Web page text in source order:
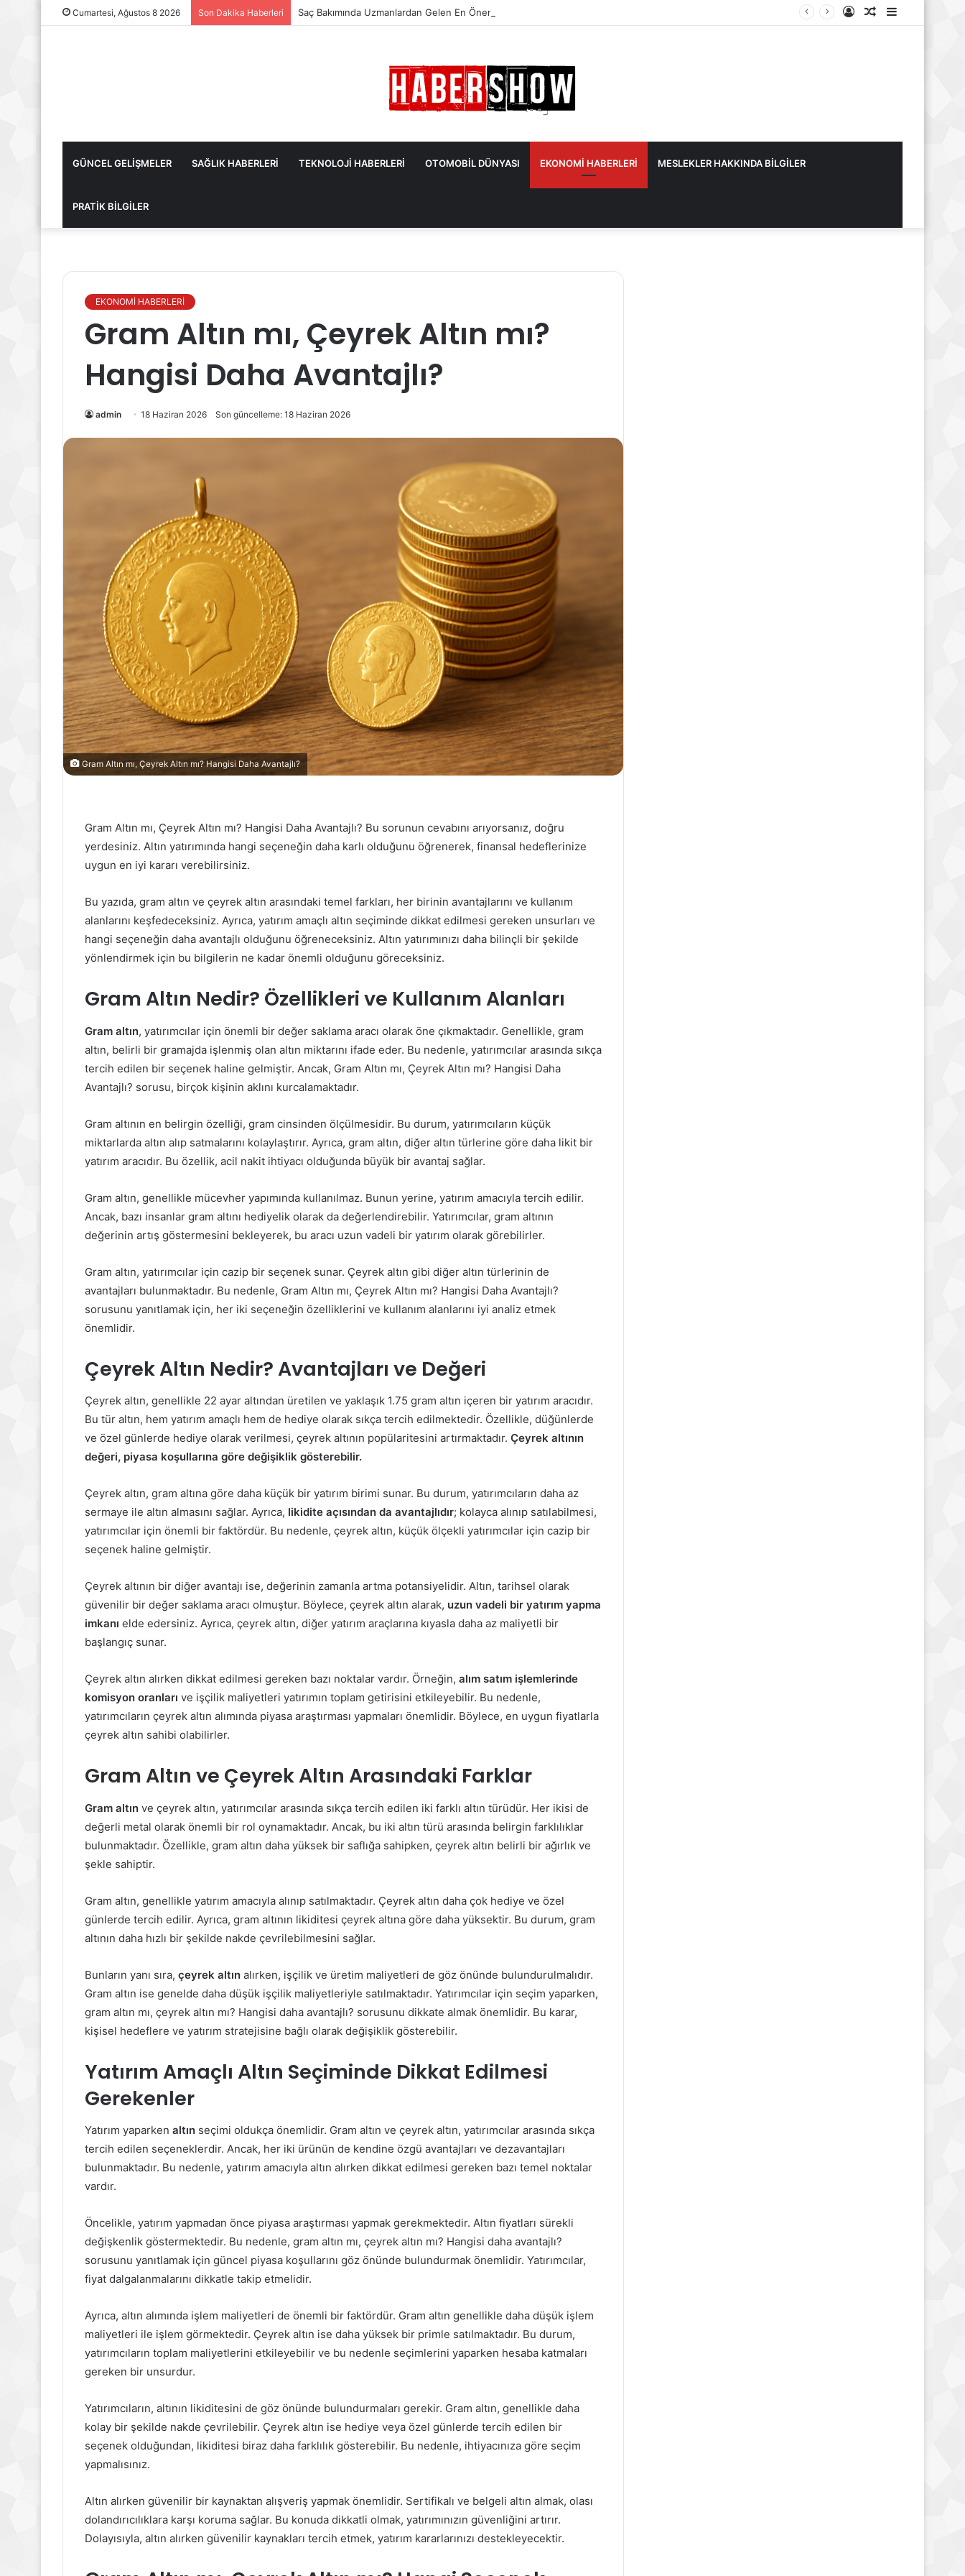
Cumartesi, Ağustos 8 2026 Son Dakika Haberleri Saç Bakımında Uzmanlardan Gelen En Önemli İpuçları
Kenar
Rastgele
Kayıt
GÜNCEL GELİŞMELER SAĞLIK HABERLERİ TEKNOLOJİ HABERLERİ OTOMOBİL DÜNYASI EKONOMİ HABERLERİ MESLEKLER HAKKINDA BİLGİLER
PRATİK BİLGİLER
EKONOMİ HABERLERİ
Gram Altın mı, Çeyrek Altın mı?
Hangisi Daha Avantajlı?
admin 18 Haziran 2026 Son güncelleme: 18 Haziran 2026
Gram Altın mı, Çeyrek Altın mı? Hangisi Daha Avantajlı?
Gram Altın mı, Çeyrek Altın mı? Hangisi Daha Avantajlı? Bu sorunun cevabını arıyorsanız, doğru
yerdesiniz. Altın yatırımında hangi seçeneğin daha karlı olduğunu öğrenerek, finansal hedeflerinize
uygun en iyi kararı verebilirsiniz.
Bu yazıda, gram altın ve çeyrek altın arasındaki temel farkları, her birinin avantajlarını ve kullanım
alanlarını keşfedeceksiniz. Ayrıca, yatırım amaçlı altın seçiminde dikkat edilmesi gereken unsurları ve
hangi seçeneğin daha avantajlı olduğunu öğreneceksiniz. Altın yatırımınızı daha bilinçli bir şekilde
yönlendirmek için bu bilgilerin ne kadar önemli olduğunu göreceksiniz.
Gram Altın Nedir? Özellikleri ve Kullanım Alanları
Gram altın, yatırımcılar için önemli bir değer saklama aracı olarak öne çıkmaktadır. Genellikle, gram
altın, belirli bir gramajda işlenmiş olan altın miktarını ifade eder. Bu nedenle, yatırımcılar arasında sıkça
tercih edilen bir seçenek haline gelmiştir. Ancak, Gram Altın mı, Çeyrek Altın mı? Hangisi Daha
Avantajlı? sorusu, birçok kişinin aklını kurcalamaktadır.
Gram altının en belirgin özelliği, gram cinsinden ölçülmesidir. Bu durum, yatırımcıların küçük
miktarlarda altın alıp satmalarını kolaylaştırır. Ayrıca, gram altın, diğer altın türlerine göre daha likit bir
yatırım aracıdır. Bu özellik, acil nakit ihtiyacı olduğunda büyük bir avantaj sağlar.
Gram altın, genellikle mücevher yapımında kullanılmaz. Bunun yerine, yatırım amacıyla tercih edilir.
Ancak, bazı insanlar gram altını hediyelik olarak da değerlendirebilir. Yatırımcılar, gram altının
değerinin artış göstermesini bekleyerek, bu aracı uzun vadeli bir yatırım olarak görebilirler.
Gram altın, yatırımcılar için cazip bir seçenek sunar. Çeyrek altın gibi diğer altın türlerinin de
avantajları bulunmaktadır. Bu nedenle, Gram Altın mı, Çeyrek Altın mı? Hangisi Daha Avantajlı?
sorusunu yanıtlamak için, her iki seçeneğin özelliklerini ve kullanım alanlarını iyi analiz etmek
önemlidir.
Çeyrek Altın Nedir? Avantajları ve Değeri
Çeyrek altın, genellikle 22 ayar altından üretilen ve yaklaşık 1.75 gram altın içeren bir yatırım aracıdır.
Bu tür altın, hem yatırım amaçlı hem de hediye olarak sıkça tercih edilmektedir. Özellikle, düğünlerde
ve özel günlerde hediye olarak verilmesi, çeyrek altının popülaritesini artırmaktadır. Çeyrek altının
değeri, piyasa koşullarına göre değişiklik gösterebilir.
Çeyrek altın, gram altına göre daha küçük bir yatırım birimi sunar. Bu durum, yatırımcıların daha az
sermaye ile altın almasını sağlar. Ayrıca, likidite açısından da avantajlıdır; kolayca alınıp satılabilmesi,
yatırımcılar için önemli bir faktördür. Bu nedenle, çeyrek altın, küçük ölçekli yatırımcılar için cazip bir
seçenek haline gelmiştir.
Çeyrek altının bir diğer avantajı ise, değerinin zamanla artma potansiyelidir. Altın, tarihsel olarak
güvenilir bir değer saklama aracı olmuştur. Böylece, çeyrek altın alarak, uzun vadeli bir yatırım yapma
imkanı elde edersiniz. Ayrıca, çeyrek altın, diğer yatırım araçlarına kıyasla daha az maliyetli bir
başlangıç sunar.
Çeyrek altın alırken dikkat edilmesi gereken bazı noktalar vardır. Örneğin, alım satım işlemlerinde
komisyon oranları ve işçilik maliyetleri yatırımın toplam getirisini etkileyebilir. Bu nedenle,
yatırımcıların çeyrek altın alımında piyasa araştırması yapmaları önemlidir. Böylece, en uygun fiyatlarla
çeyrek altın sahibi olabilirler.
Gram Altın ve Çeyrek Altın Arasındaki Farklar
Gram altın ve çeyrek altın, yatırımcılar arasında sıkça tercih edilen iki farklı altın türüdür. Her ikisi de
değerli metal olarak önemli bir rol oynamaktadır. Ancak, bu iki altın türü arasında belirgin farklılıklar
bulunmaktadır. Özellikle, gram altın daha yüksek bir saflığa sahipken, çeyrek altın belirli bir ağırlık ve
şekle sahiptir.
Gram altın, genellikle yatırım amacıyla alınıp satılmaktadır. Çeyrek altın daha çok hediye ve özel
günlerde tercih edilir. Ayrıca, gram altının likiditesi çeyrek altına göre daha yüksektir. Bu durum, gram
altının daha hızlı bir şekilde nakde çevrilebilmesini sağlar.
Bunların yanı sıra, çeyrek altın alırken, işçilik ve üretim maliyetleri de göz önünde bulundurulmalıdır.
Gram altın ise genelde daha düşük işçilik maliyetleriyle satılmaktadır. Yatırımcılar için seçim yaparken,
gram altın mı, çeyrek altın mı? Hangisi daha avantajlı? sorusunu dikkate almak önemlidir. Bu karar,
kişisel hedeflere ve yatırım stratejisine bağlı olarak değişiklik gösterebilir.
Yatırım Amaçlı Altın Seçiminde Dikkat Edilmesi
Gerekenler
Yatırım yaparken altın seçimi oldukça önemlidir. Gram altın ve çeyrek altın, yatırımcılar arasında sıkça
tercih edilen seçeneklerdir. Ancak, her iki ürünün de kendine özgü avantajları ve dezavantajları
bulunmaktadır. Bu nedenle, yatırım amacıyla altın alırken dikkat edilmesi gereken bazı temel noktalar
vardır.
Öncelikle, yatırım yapmadan önce piyasa araştırması yapmak gerekmektedir. Altın fiyatları sürekli
değişkenlik göstermektedir. Bu nedenle, gram altın mı, çeyrek altın mı? Hangisi daha avantajlı?
sorusunu yanıtlamak için güncel piyasa koşullarını göz önünde bulundurmak önemlidir. Yatırımcılar,
fiyat dalgalanmalarını dikkatle takip etmelidir.
Ayrıca, altın alımında işlem maliyetleri de önemli bir faktördür. Gram altın genellikle daha düşük işlem
maliyetleri ile işlem görmektedir. Çeyrek altın ise daha yüksek bir primle satılmaktadır. Bu durum,
yatırımcıların toplam maliyetlerini etkileyebilir ve bu nedenle seçimlerini yaparken hesaba katmaları
gereken bir unsurdur.
Yatırımcıların, altının likiditesini de göz önünde bulundurmaları gerekir. Gram altın, genellikle daha
kolay bir şekilde nakde çevrilebilir. Çeyrek altın ise hediye veya özel günlerde tercih edilen bir
seçenek olduğundan, likiditesi biraz daha farklılık gösterebilir. Bu nedenle, ihtiyacınıza göre seçim
yapmalısınız.
Altın alırken güvenilir bir kaynaktan alışveriş yapmak önemlidir. Sertifikalı ve belgeli altın almak, olası
dolandırıcılıklara karşı koruma sağlar. Bu konuda dikkatli olmak, yatırımınızın güvenliğini artırır.
Dolayısıyla, altın alırken güvenilir kaynakları tercih etmek, yatırım kararlarınızı destekleyecektir.